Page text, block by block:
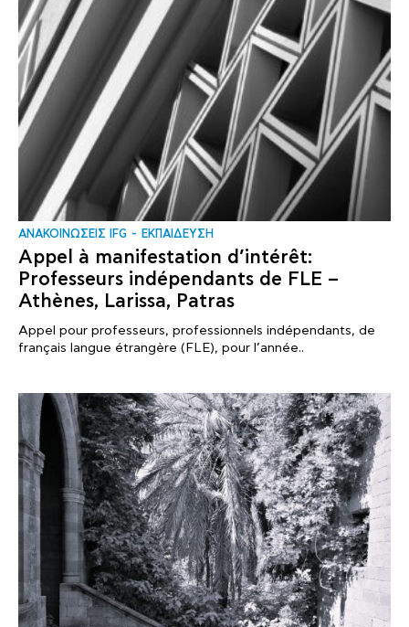
ΑΝΑΚΟΙΝΩΣΕΙΣ IFG ΕΚΠΑΙΔΕΥΣΗ
Appel à manifestation d’intérêt:
Professeurs indépendants de FLE –
Athènes, Larissa, Patras
Appel pour professeurs, professionnels indépendants, de
français langue étrangère (FLE), pour l’année..